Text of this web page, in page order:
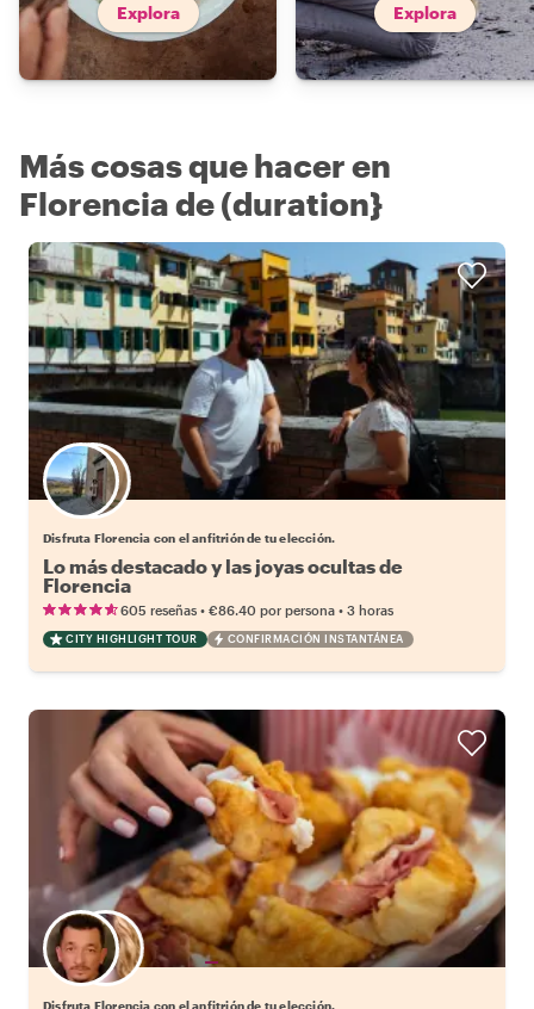
Explora Explora
Más cosas que hacer en
Florencia de (duration}
Elige tu local favorito
Disfruta Florencia con el anfitrión de tu elección.
Lo más destacado y las joyas ocultas de
Florencia
605 reseñas • €86.40 por persona • 3 horas
CITY HIGHLIGHT TOUR CONFIRMACIÓN INSTANTÁNEA
Elige tu local favorito
Disfruta Florencia con el anfitrión de tu elección.